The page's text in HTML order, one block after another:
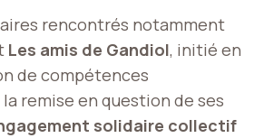
rencontrés notamment
Les amis de Gandiol, initié en
de compétences
remise en question de ses
solidaire collectif